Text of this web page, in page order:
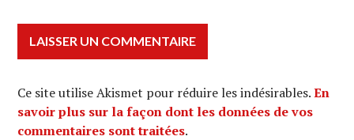
Ce site utilise Akismet pour réduire les indésirables.En
savoir plus sur la façon dont les données de vos
commentaires sont traitées.